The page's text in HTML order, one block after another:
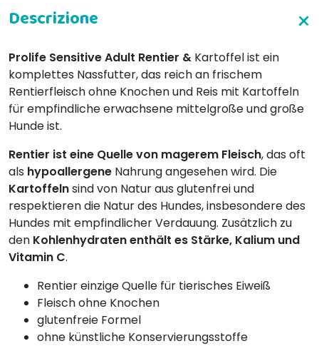
Prolife Sensitive Adult Rentier & Kartoffel ist ein
komplettes Nassfutter, das reich an frischem
Rentierfleisch ohne Knochen und Reis mit Kartoffeln
für empfindliche erwachsene mittelgroße und große
Hunde ist.
Rentier ist eine Quelle von magerem Fleisch, das oft
als hypoallergene Nahrung angesehen wird. Die
Kartoffelnsind von Natur aus glutenfrei und
respektieren die Natur des Hundes, insbesondere des
Hundes mit empfindlicher Verdauung. Zusätzlich zu
den Kohlenhydraten enthält es Stärke, Kalium und
Vitamin C.
Rentier einzige Quelle für tierisches Eiweiß
Fleisch ohne Knochen
glutenfreie Formel
ohne künstliche Konservierungsstoffe